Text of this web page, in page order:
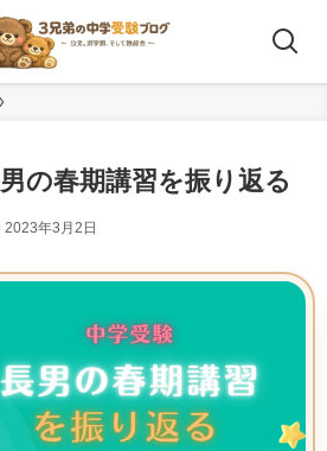
男の春期講習を振り返る
2023年3月2日